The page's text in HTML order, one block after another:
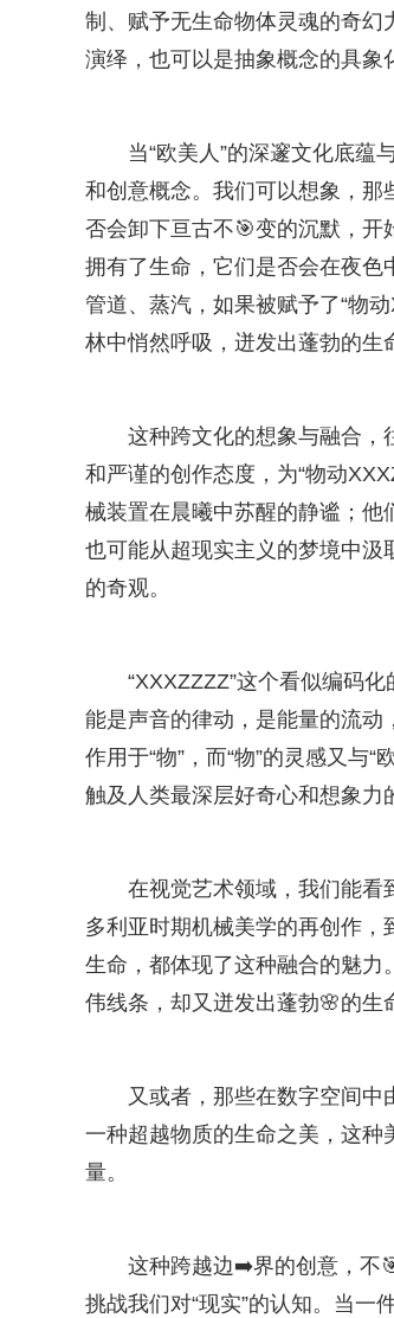
制、赋予无生命物体灵魂的奇
演绎，也可以是抽象概念的具象
当“欧美人”的深邃文化底蕴
和创意概念。我们可以想象，那
否会卸下亘古不🎯变的沉默，开
拥有了生命，它们是否会在夜色
管道、蒸汽，如果被赋予了“物
林中悄然呼吸，迸发出蓬勃的生
这种跨文化的想象与融合，
和严谨的创作态度，为“物动
械装置在晨曦中苏醒的静谧；他
也可能从超现实主义的梦境中汲
的奇观。
“XXXZZZZ”这个看似编码
能是声音的律动，是能量的流
作用于“物”，而“物”的灵感又与
触及人类最深层好奇心和想象力
在视觉艺术领域，我们能看
多利亚时期机械美学的再创作
生命，都体现了这种融合的魅力
伟线条，却又迸发出蓬勃🌸的生
又或者，那些在数字空间
一种超越物质的生命之美，这种
量。
这种跨越边➡️界的创意，不
挑战我们对“现实”的认知。当一